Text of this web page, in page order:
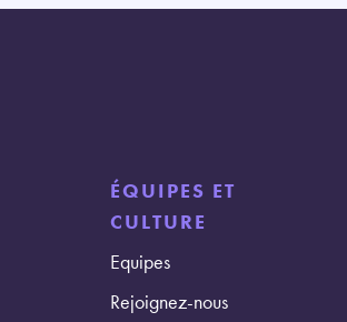
ÉQUIPES ET
CULTURE
Equipes
Rejoignez-nous